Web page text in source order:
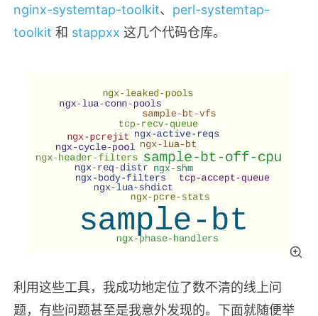
nginx-systemtap-toolkit、 perl-systemtap-
toolkit 和 stappxx 这几个代码仓库。
利用这些工具，我成功地定位了数不清的线上问
题，有些问题甚至是我意外发现的。下面就随便举